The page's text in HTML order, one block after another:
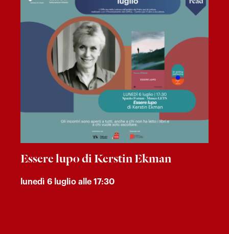
Essere lupo di Kerstin Ekman
lunedì 6 luglio alle 17:30